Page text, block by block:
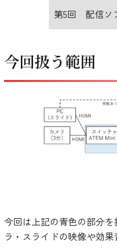
第5回 配信ソ
今回扱う範囲
今回は上記の青色の部分
ラ・スライドの映像や効